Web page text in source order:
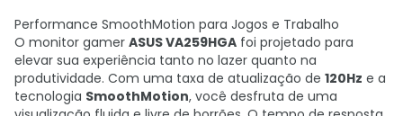
Performance SmoothMotion para Jogos e Trabalho
O monitor gamer ASUS VA259HGA foi projetado para
elevar sua experiência tanto no lazer quanto na
produtividade. Com uma taxa de atualização de 120Hz e a
tecnologia SmoothMotion, você desfruta de uma